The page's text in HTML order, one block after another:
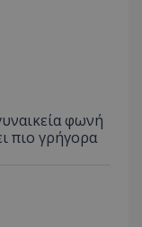
φωνή
πιο γρήγορα